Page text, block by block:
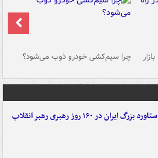
چرا سیم‌کشی خودرو ذوب می‌شود؟